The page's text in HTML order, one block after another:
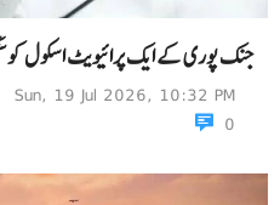
جنک پوری کے ایک پرائیویٹ اسکول کو
Sun, 19 Jul 2026, 10:32 PM
0